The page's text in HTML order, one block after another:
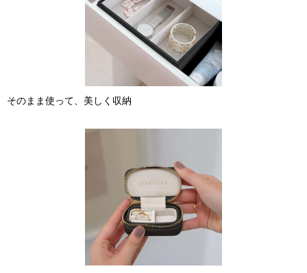
そのまま使って、美しく収納